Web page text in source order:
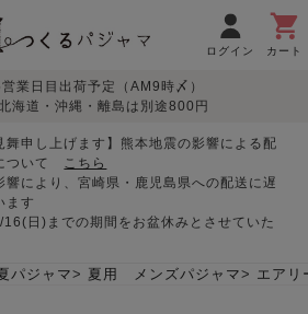
ログイン カート
ィースパジャマ
目的別で
さがす
入院・介護
胸が目立たない
デザインで
さがす
つくるパジャマとは
業日目出荷予定（AM9時〆）
海道・沖縄・離島は別途800円
舞申し上げます】熊本地震の影響による配
ついて こちら
響により、宮崎県・鹿児島県への配送に遅
ます
16(日)までの期間をお盆休みとさせていた
パジャマ 夏用 メンズパジャマ エアリ